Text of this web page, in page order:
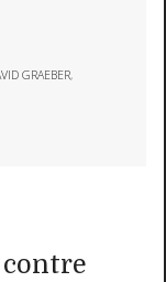
GRAEBER,